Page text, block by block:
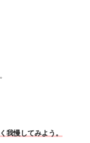
我慢してみよう。